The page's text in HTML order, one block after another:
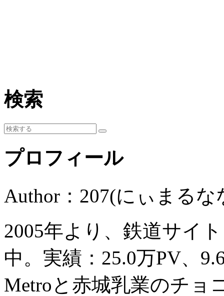
検索
プロフィール
Author：207(にぃまるな
2005年より、鉄道サイ
中。実績：25.0万PV、
Metroと赤城乳業のチョ